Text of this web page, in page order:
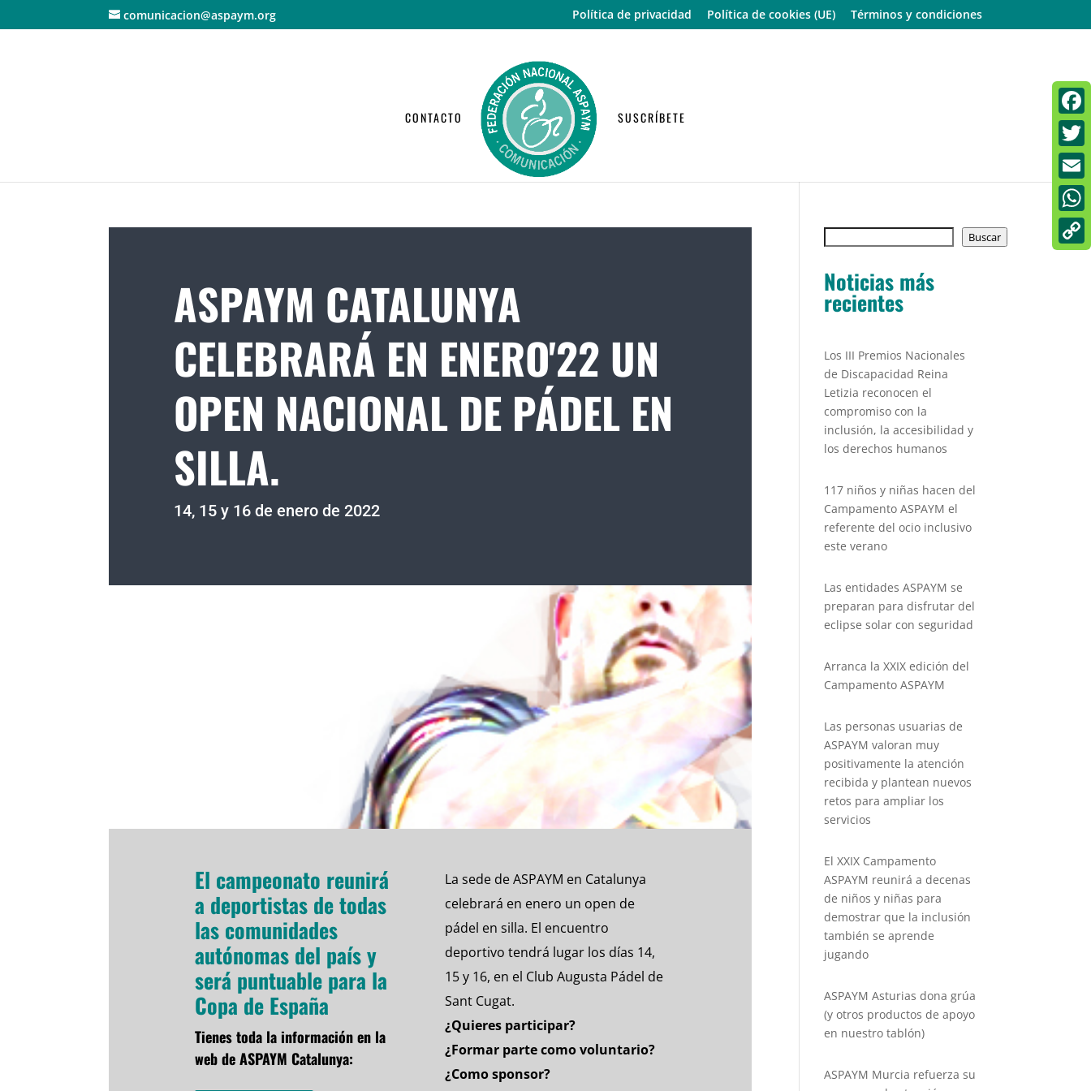
comunicacion@aspaym.org Política de privacidad Política de cookies (UE) Términos y condiciones
CONTACTO SUSCRÍBETE
ASPAYM CATALUNYA
CELEBRARÁ EN ENERO'22 UN
OPEN NACIONAL DE PÁDEL EN
SILLA.
14, 15 y 16 de enero de 2022
El campeonato reunirá
a deportistas de todas
las comunidades
autónomas del país y
será puntuable para la
Copa de España
Tienes toda la información en la
web de ASPAYM Catalunya:
La sede de ASPAYM en Catalunya
celebrará en enero un open de
pádel en silla. El encuentro
deportivo tendrá lugar los días 14,
15 y 16, en el Club Augusta Pádel de
Sant Cugat.
¿Quieres participar?
¿Formar parte como voluntario?
¿Como sponsor?
Buscar
Noticias más
recientes
Los III Premios Nacionales
de Discapacidad Reina
Letizia reconocen el
compromiso con la
inclusión, la accesibilidad y
los derechos humanos
117 niños y niñas hacen del
Campamento ASPAYM el
referente del ocio inclusivo
este verano
Las entidades ASPAYM se
preparan para disfrutar del
eclipse solar con seguridad
Arranca la XXIX edición del
Campamento ASPAYM
Las personas usuarias de
ASPAYM valoran muy
positivamente la atención
recibida y plantean nuevos
retos para ampliar los
servicios
El XXIX Campamento
ASPAYM reunirá a decenas
de niños y niñas para
demostrar que la inclusión
también se aprende
jugando
ASPAYM Asturias dona grúa
(y otros productos de apoyo
en nuestro tablón)
ASPAYM Murcia refuerza su
Email